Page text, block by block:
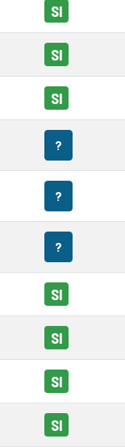
SI
SI
SI
?
?
?
SI
SI
SI
SI